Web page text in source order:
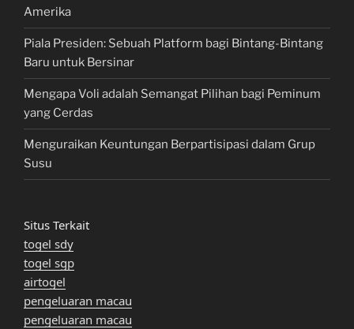
Amerika
Piala Presiden: Sebuah Platform bagi Bintang-Bintang
Baru untuk Bersinar
Mengapa Voli adalah Semangat Pilihan bagi Peminum
yang Cerdas
Menguraikan Keuntungan Berpartisipasi dalam Grup
Susu
Situs Terkait
togel sdy
togel sgp
airtogel
pengeluaran macau
pengeluaran macau